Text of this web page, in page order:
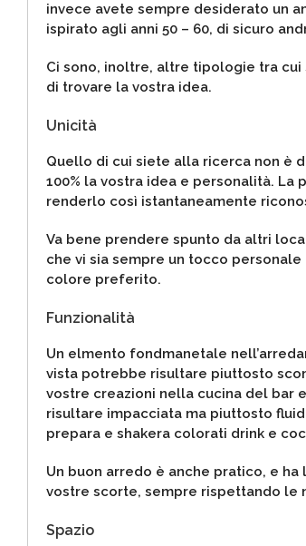
invece avete sempre desiderato un
ispirato agli anni 50 – 60, di sicuro
Ci sono, inoltre, altre tipologie tra cui
di trovare la vostra idea.
Unicità
Quello di cui siete alla ricerca non è
100% la vostra idea e personalità.
renderlo così istantaneamente
Va bene prendere spunto da altri
che vi sia sempre un tocco
colore preferito.
Funzionalità
Un elmento fondmanetale
vista potrebbe risultare piuttosto
vostre creazioni nella cucina del bar
risultare impacciata ma piuttosto
prepara e shakera colorati drink e
Un buon arredo è anche pratico, e
vostre scorte, sempre rispettando le
Spazio